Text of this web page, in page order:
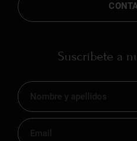
Suscríbete a